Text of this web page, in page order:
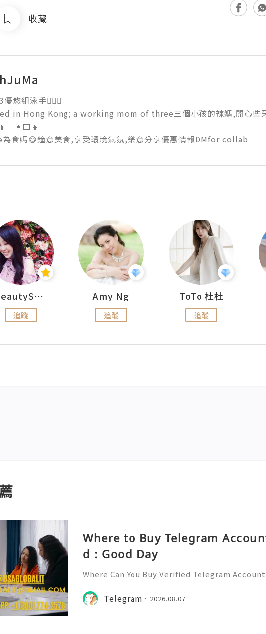
收藏
悠組泳手🏊🏻‍♀️
in Hong Kong; a working mom of three三個小孩的辣媽,開心些
食媽😋鐘意美食,享受環境氣氛,樂意分享優惠情報DMfor collab
BeautySearch
追蹤
Amy Ng
追蹤
ToTo 杜杜
追蹤
Where to Buy Telegram
d : Good Day
Where Can You Buy Verified Telegram
p to a multifaceted platform for
and community 👍👍👍👍👍👍👍👍👍👍👍👍
Telegram 2026.08.07